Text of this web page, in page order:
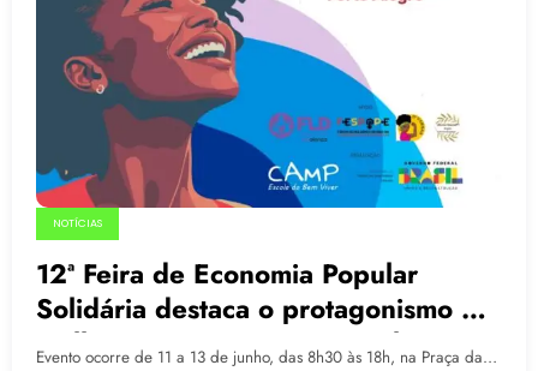
NOTÍCIAS
12ª Feira de Economia Popular
Solidária destaca o protagonismo de
mulheres negras em Porto Alegre
Evento ocorre de 11 a 13 de junho, das 8h30 às 18h, na Praça da…